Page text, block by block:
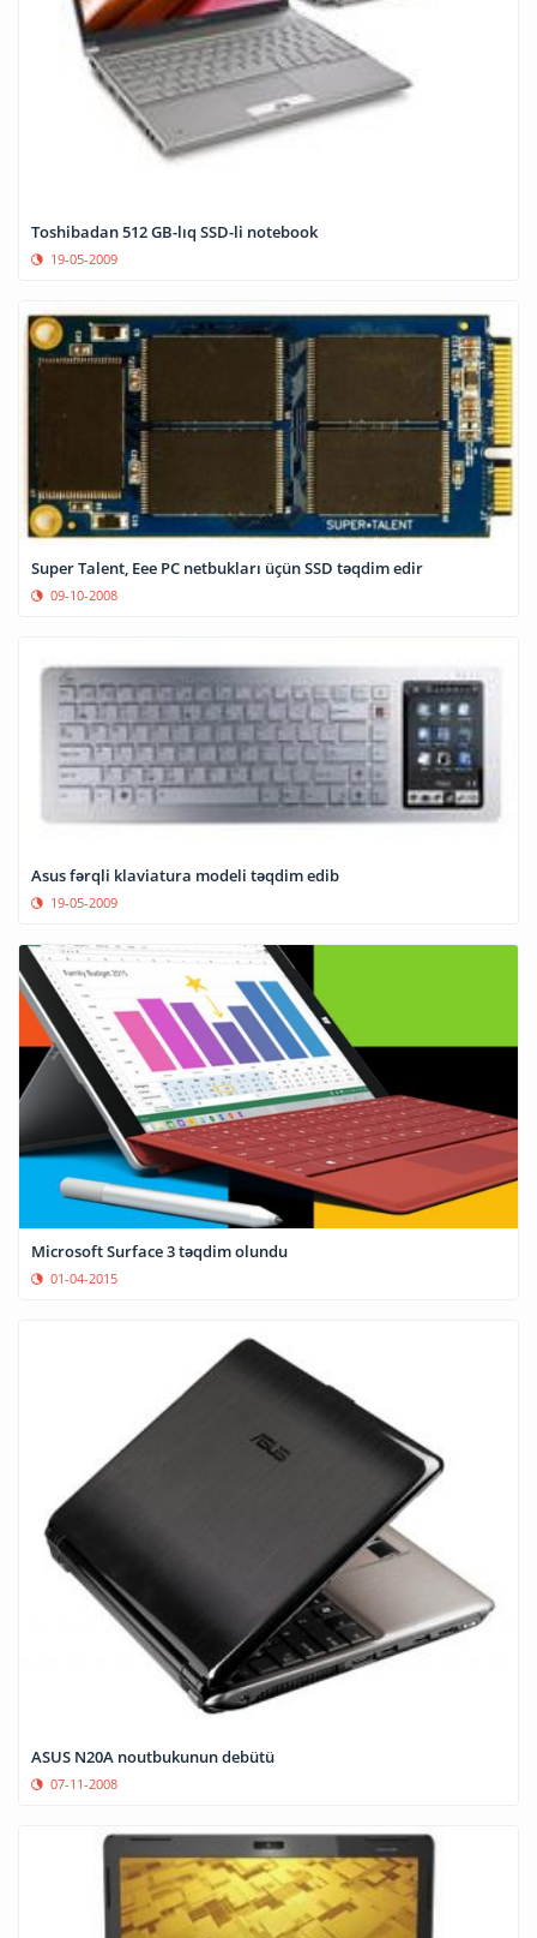
Toshibadan 512 GB-lıq SSD-li notebook
19-05-2009
Super Talent, Eee PC netbukları üçün SSD təqdim edir
09-10-2008
Asus fərqli klaviatura modeli təqdim edib
19-05-2009
Microsoft Surface 3 təqdim olundu
01-04-2015
ASUS N20A noutbukunun debütü
07-11-2008